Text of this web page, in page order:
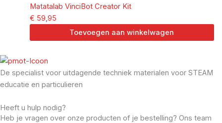
Matatalab VinciBot Creator Kit
€ 59,95
Toevoegen aan winkelwagen
De specialist voor uitdagende techniek materialen voor STEAM
educatie en particulieren
Heeft u hulp nodig?
Heb je vragen over onze producten of je bestelling? Ons team